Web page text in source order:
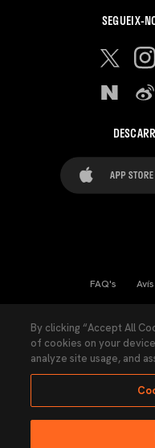
SEGUEIX-
FAQ's
Llei de
By clicking “Accept All
of cookies on your
analyze site usage, and